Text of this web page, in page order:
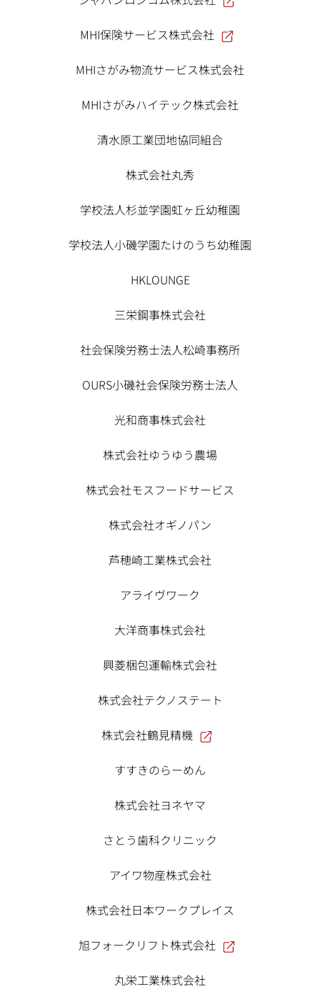
MHI保険サービス株式会社
MHIさがみ物流サービス株式会社
MHIさがみハイテック株式会社
清水原工業団地協同組合
株式会社丸秀
学校法人杉並学園虹ヶ丘幼稚園
学校法人小磯学園たけのうち幼稚園
HKLOUNGE
三栄鋼事株式会社
社会保険労務士法人松崎事務所
OURS小磯社会保険労務士法人
光和商事株式会社
株式会社ゆうゆう農場
株式会社モスフードサービス
株式会社オギノパン
芦穂崎工業株式会社
アライヴワーク
大洋商事株式会社
興菱梱包運輸株式会社
株式会社テクノステート
株式会社鶴見精機
すすきのらーめん
株式会社ヨネヤマ
さとう歯科クリニック
アイワ物産株式会社
株式会社日本ワークプレイス
旭フォークリフト株式会社
丸栄工業株式会社